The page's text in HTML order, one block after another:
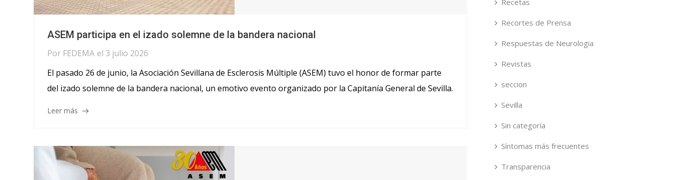
ASEM participa en el izado solemne de la bandera nacional
Por FEDEMA el 3 julio 2026
El pasado 26 de junio, la Asociación Sevillana de Esclerosis Múltiple (ASEM) tuvo el honor de formar parte
del izado solemne de la bandera nacional, un emotivo evento organizado por la Capitanía General de Sevilla.
Leer más
Recetas
Recortes de Prensa
Respuestas de Neurologia
Revistas
seccion
Sevilla
Sin categoría
Síntomas más frecuentes
Transparencia